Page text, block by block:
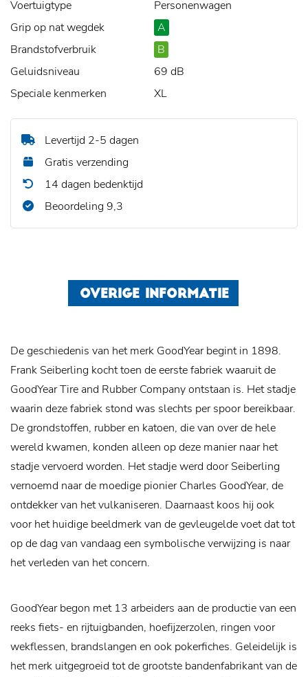
Voertuigtype
Personenwagen
Grip op nat wegdek
A
Brandstofverbruik
B
Geluidsniveau
69 dB
Speciale kenmerken
XL
Levertijd 2-5 dagen
Gratis verzending
14 dagen bedenktijd
Beoordeling 9,3
OVERIGE INFORMATIE
De geschiedenis van het merk GoodYear begint in 1898.
Frank Seiberling kocht toen de eerste fabriek waaruit de
GoodYear Tire and Rubber Company ontstaan is. Het stadje
waarin deze fabriek stond was slechts per spoor bereikbaar.
De grondstoffen, rubber en katoen, die van over de hele
wereld kwamen, konden alleen op deze manier naar het
stadje vervoerd worden. Het stadje werd door Seiberling
vernoemd naar de moedige pionier Charles GoodYear, de
ontdekker van het vulkaniseren. Daarnaast koos hij ook
voor het huidige beeldmerk van de gevleugelde voet dat tot
op de dag van vandaag een symbolische verwijzing is naar
het verleden van het concern.
GoodYear begon met 13 arbeiders aan de productie van een
reeks fiets- en rijtuigbanden, hoefijzerzolen, ringen voor
wekflessen, brandslangen en ook pokerfiches. Geleidelijk is
het merk uitgegroeid tot de grootste bandenfabrikant van de